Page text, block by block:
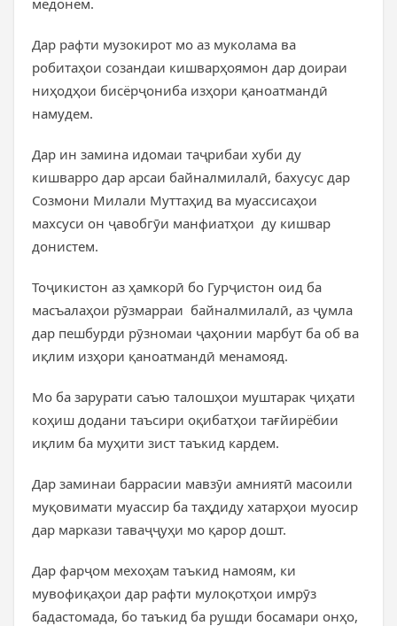
медонем.
Дар рафти музокирот мо аз муколама ва
робитаҳои созандаи кишварҳоямон дар доираи
ниҳодҳои бисёрҷониба изҳори қаноатмандӣ
намудем.
Дар ин замина идомаи таҷрибаи хуби ду
кишварро дар арсаи байналмилалӣ, бахусус дар
Созмони Милали Муттаҳид ва муассисаҳои
махсуси он ҷавобгӯи манфиатҳои ду кишвар
донистем.
Тоҷикистон аз ҳамкорӣ бо Гурҷистон оид ба
масъалаҳои рӯзмарраи байналмилалӣ, аз ҷумла
дар пешбурди рӯзномаи ҷаҳонии марбут ба об ва
иқлим изҳори қаноатмандӣ менамояд.
Мо ба зарурати саъю талошҳои муштарак ҷиҳати
коҳиш додани таъсири оқибатҳои тағйирёбии
иқлим ба муҳити зист таъкид кардем.
Дар заминаи баррасии мавзӯи амниятӣ масоили
муқовимати муассир ба таҳдиду хатарҳои муосир
дар маркази таваҷҷуҳи мо қарор дошт.
Дар фарҷом мехоҳам таъкид намоям, ки
мувофиқаҳои дар рафти мулоқотҳои имрӯз
бадастомада, бо таъкид ба рушди босамари онҳо,